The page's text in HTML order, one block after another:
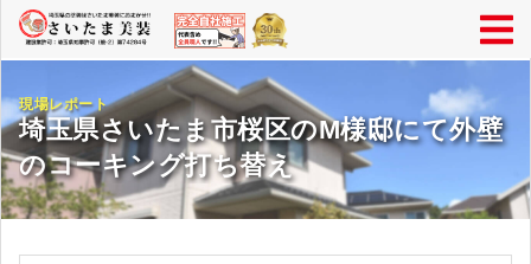
現場レポート
埼玉県さいたま市桜区のM様邸にて外壁
のコーキング打ち替え